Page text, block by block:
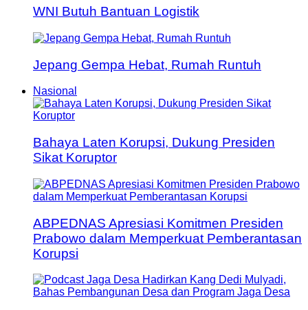
WNI Butuh Bantuan Logistik
Jepang Gempa Hebat, Rumah Runtuh
Nasional
Bahaya Laten Korupsi, Dukung Presiden
Sikat Koruptor
ABPEDNAS Apresiasi Komitmen Presiden
Prabowo dalam Memperkuat Pemberantasan
Korupsi